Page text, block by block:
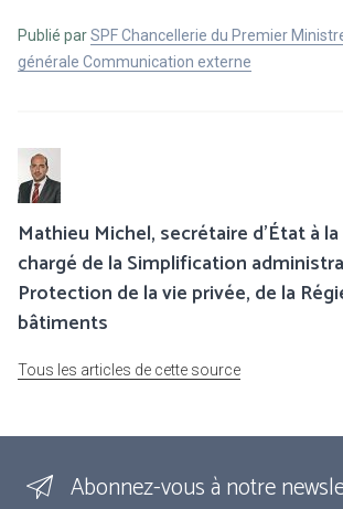
Publié parSPF Chancellerie du Premier
générale Communication externe
Mathieu Michel, secrétaire d’État à
chargé de la Simplification
Protection de la vie privée, de la
bâtiments
Tous les articles de cette source
Abonnez-vous à notre